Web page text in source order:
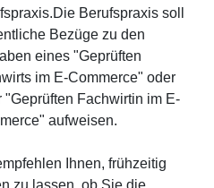
Berufspraxis soll
Bezüge zu den
eines "Geprüften
im E-Commerce" oder
"Geprüften Fachwirtin im E-
aufweisen.
Ihnen, frühzeitig
zu lassen, ob Sie die